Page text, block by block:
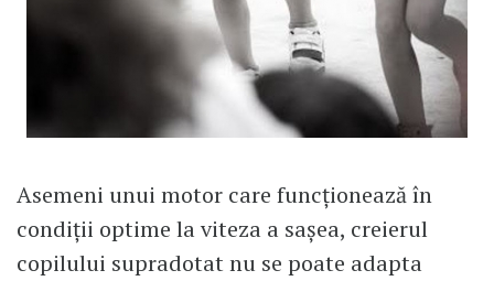
Asemeni unui motor care funcționează în
condiții optime la viteza a sașea, creierul
copilului supradotat nu se poate adapta